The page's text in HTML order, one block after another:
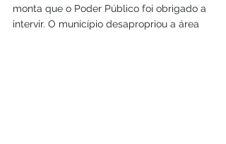
monta que o Poder Público foi obrigado a
intervir. O município desapropriou a área